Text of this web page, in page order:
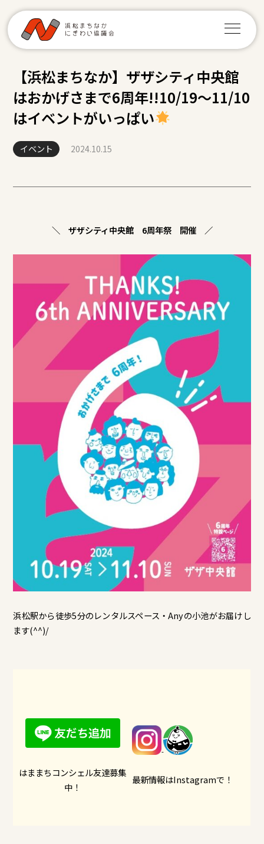
【浜松まちなか】ザザシティ中央館
はおかげさまで6周年!!10/19～11/10
はイベントがいっぱい
イベント 2024.10.15
＼ ザザシティ中央館 6周年祭 開催 ／
浜松駅から徒歩5分のレンタルスペース・Anyの小池がお届けし
ます(^^)/
はままちコンシェル友達募集
中！
最新情報はInstagramで！